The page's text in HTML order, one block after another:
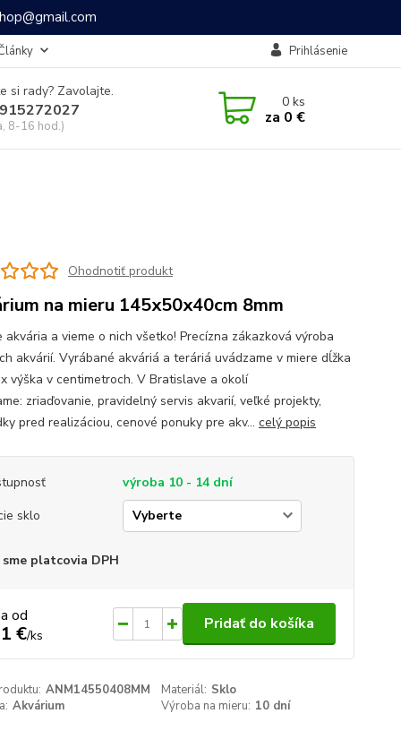
Prihlásenie
si rady? Zavolajte.
8-16 hod.)
0ks
za 0 €
Ohodnotiť produkt
na mieru 145x50x40cm 8mm
akvária a vieme o nich všetko! Precízna zákazková výroba
akvárií. Vyrábané akváriá a teráriá uvádzame v miere dĺžka
výška v centimetroch. V Bratislave a okolí
zriaďovanie, pravidelný servis akvarií, veľké projekty,
pred realizáciou, cenové ponuky pre akv... celý popis
výroba 10 - 14 dní
sklo
sme platcovia DPH
od
€/ks
Pridať do košíka
ANM14550408MM Materiál: Sklo
Akvárium Výroba na mieru: 10 dní